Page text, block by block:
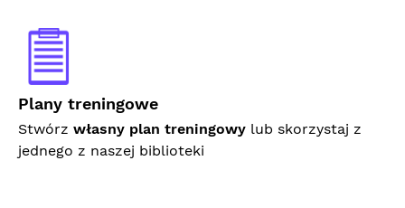
Plany treningowe
Stwórz własny plan treningowy lub skorzystaj z
jednego z naszej biblioteki